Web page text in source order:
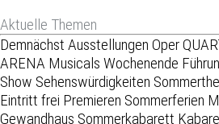
Aktuelle Themen
Demnächst Ausstellungen Oper
ARENA Musicals Wochenende
Show Sehenswürdigkeiten
Eintritt frei Premieren Sommerferien
Gewandhaus Sommerkabarett